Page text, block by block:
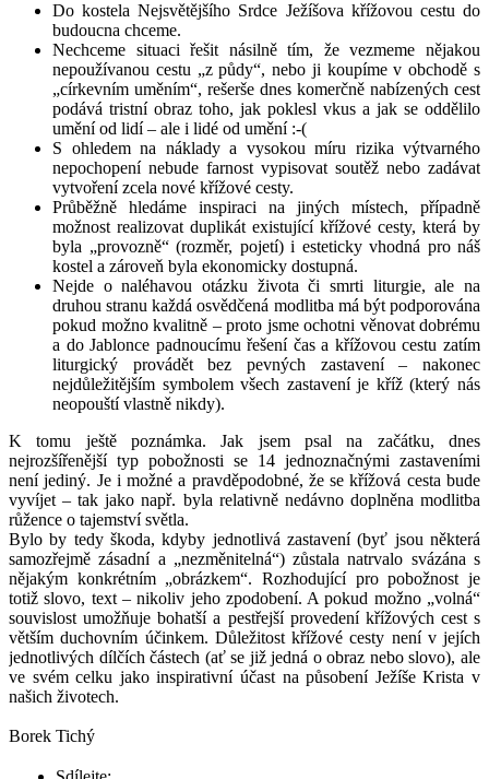
Do kostela Nejsvětějšího Srdce Ježíšova křížovou cestu do
budoucna chceme.
Nechceme situaci řešit násilně tím, že vezmeme nějakou
nepoužívanou cestu „z půdy“, nebo ji koupíme v obchodě s
„církevním uměním“, rešerše dnes komerčně nabízených cest
podává tristní obraz toho, jak poklesl vkus a jak se oddělilo
umění od lidí – ale i lidé od umění :-(
S ohledem na náklady a vysokou míru rizika výtvarného
nepochopení nebude farnost vypisovat soutěž nebo zadávat
vytvoření zcela nové křížové cesty.
Průběžně hledáme inspiraci na jiných místech, případně
možnost realizovat duplikát existující křížové cesty, která by
byla „provozně“ (rozměr, pojetí) i esteticky vhodná pro náš
kostel a zároveň byla ekonomicky dostupná.
Nejde o naléhavou otázku života či smrti liturgie, ale na
druhou stranu každá osvědčená modlitba má být podporována
pokud možno kvalitně – proto jsme ochotni věnovat dobrému
a do Jablonce padnoucímu řešení čas a křížovou cestu zatím
liturgický provádět bez pevných zastavení – nakonec
nejdůležitějším symbolem všech zastavení je kříž (který nás
neopouští vlastně nikdy).
K tomu ještě poznámka. Jak jsem psal na začátku, dnes
nejrozšířenější typ pobožnosti se 14 jednoznačnými zastaveními
není jediný. Je i možné a pravděpodobné, že se křížová cesta bude
vyvíjet – tak jako např. byla relativně nedávno doplněna modlitba
růžence o tajemství světla.
Bylo by tedy škoda, kdyby jednotlivá zastavení (byť jsou některá
samozřejmě zásadní a „nezměnitelná“) zůstala natrvalo svázána s
nějakým konkrétním „obrázkem“. Rozhodující pro pobožnost je
totiž slovo, text – nikoliv jeho zpodobení. A pokud možno „volná“
souvislost umožňuje bohatší a pestřejší provedení křížových cest s
větším duchovním účinkem. Důležitost křížové cesty není v jejích
jednotlivých dílčích částech (ať se již jedná o obraz nebo slovo), ale
ve svém celku jako inspirativní účast na působení Ježíše Krista v
našich životech.
Borek Tichý